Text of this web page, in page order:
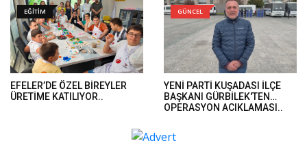
EĞİTİM
EFELER’DE ÖZEL BİREYLER
ÜRETİME KATILIYOR..
GÜNCEL
YENİ PARTİ KUŞADASI İLÇE
BAŞKANI GÜRBİLEK'TEN
OPERASYON AÇIKLAMASI..